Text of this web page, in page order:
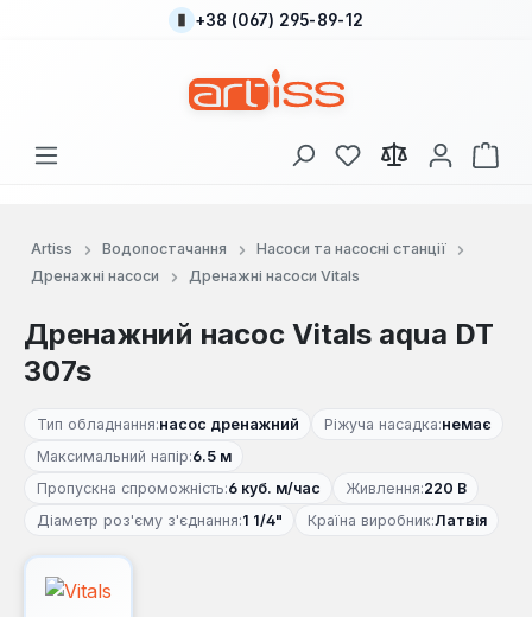
Перейти до основного вмісту
+38 (067) 295-89-12
У вас є 0 у списку
Artiss Водопостачання
Насоси та насосні станції
Дренажні насоси
Дренажні насоси Vitals
Дренажний насос Vitals aqua DT
307s
Тип обладнання:насос дренажний Ріжуча насадка:немає
Максимальний напір:6.5 м
Пропускна спроможність:6 куб. м/час Живлення:220 В
Діаметр роз'єму з'єднання:1 1/4" Країна виробник:Латвія